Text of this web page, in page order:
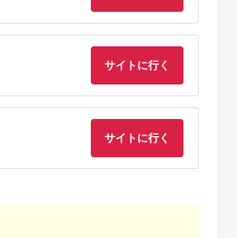
桐生カントリークラブ
使えるゴルフ利用券
15,000
【ふるさと納税】軽
沢 星野リゾート ふる
さと納税宿泊ギフト
(300,000円分) 宿泊
星のや軽井沢 ホテル
ブレストンコート
BEB5軽井沢 お届
け：※ご注文からお
けまで1ヶ月～1ヶ月
1,000,000
サイトに行く
サイトに行く